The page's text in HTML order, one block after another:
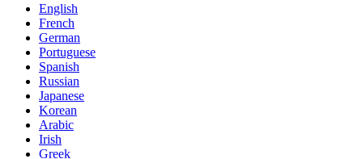
English
French
German
Portuguese
Spanish
Russian
Japanese
Korean
Arabic
Irish
Greek